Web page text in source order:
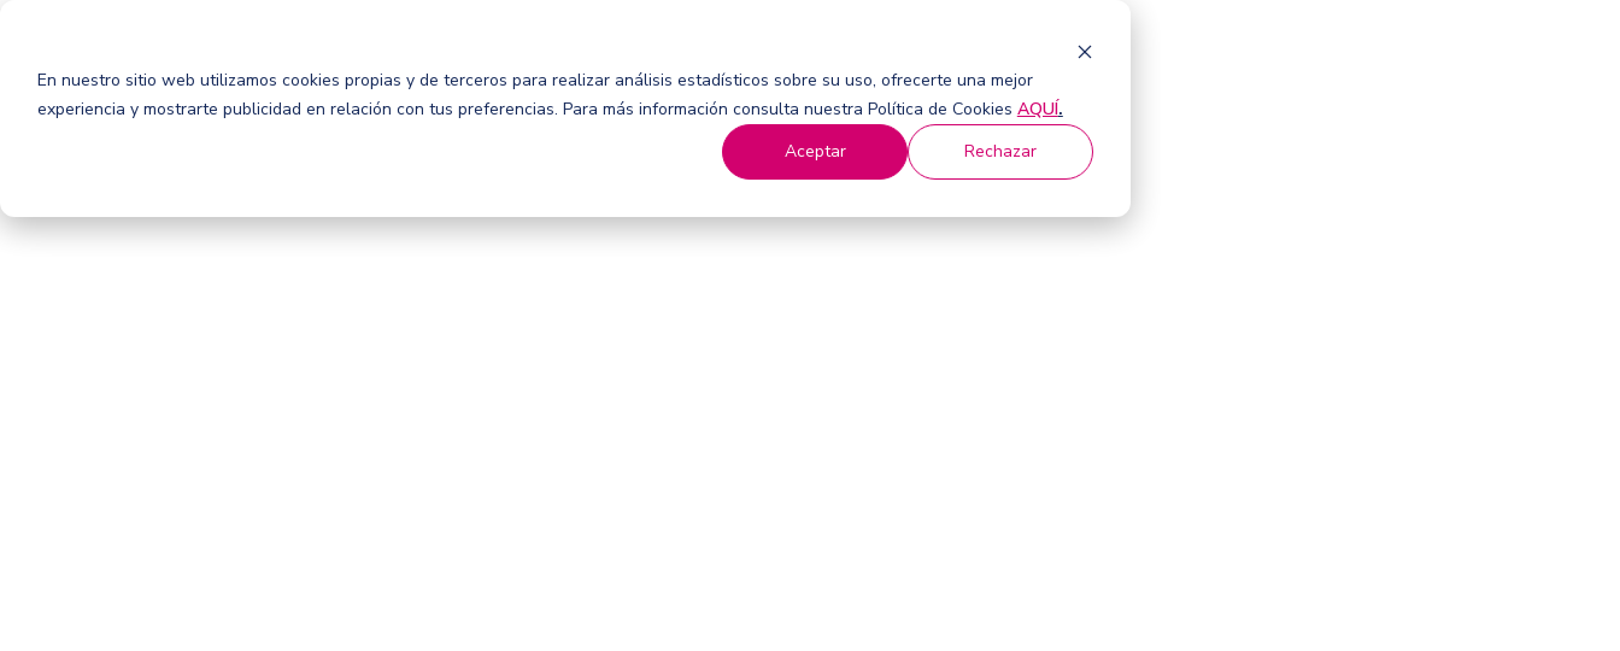
En nuestro sitio web utilizamos cookies propias y de terceros para realizar análisis estadísticos sobre su uso, ofrecerte una mejor
experiencia y mostrarte publicidad en relación con tus preferencias. Para más información consulta nuestra Política de Cookies AQUÍ.
Aceptar
Rechazar